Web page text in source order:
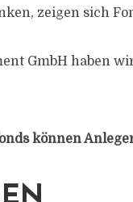
zeigen sich
GmbH haben
können